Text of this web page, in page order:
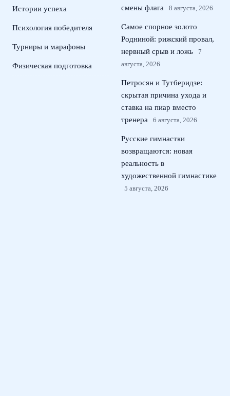
Истории успеха
Психология победителя
Турниры и марафоны
Физическая подготовка
смены флага
8 августа, 2026
Самое спорное золото
Родниной: рижский провал,
нервный срыв и ложь
7
августа, 2026
Петросян и Тутберидзе:
скрытая причина ухода и
ставка на пиар вместо
тренера
6 августа, 2026
Русские гимнастки
возвращаются: новая
реальность в
художественной гимнастике
5 августа, 2026